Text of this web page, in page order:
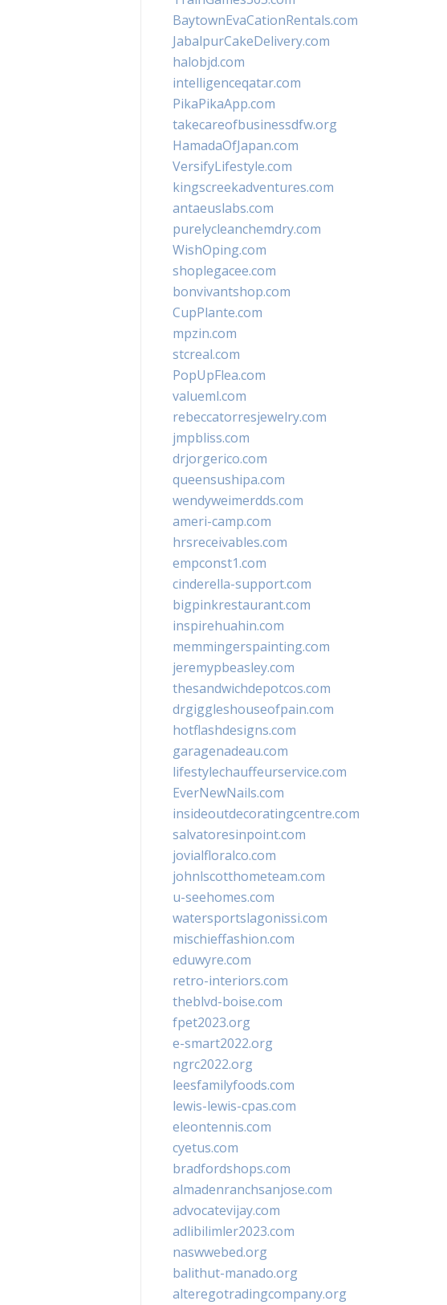
BaytownEvaCationRentals.com
JabalpurCakeDelivery.com
halobjd.com
intelligenceqatar.com
PikaPikaApp.com
takecareofbusinessdfw.org
HamadaOfJapan.com
VersifyLifestyle.com
kingscreekadventures.com
antaeuslabs.com
purelycleanchemdry.com
WishOping.com
shoplegacee.com
bonvivantshop.com
CupPlante.com
mpzin.com
stcreal.com
PopUpFlea.com
valueml.com
rebeccatorresjewelry.com
jmpbliss.com
drjorgerico.com
queensushipa.com
wendyweimerdds.com
ameri-camp.com
hrsreceivables.com
empconst1.com
cinderella-support.com
bigpinkrestaurant.com
inspirehuahin.com
memmingerspainting.com
jeremypbeasley.com
thesandwichdepotcos.com
drgiggleshouseofpain.com
hotflashdesigns.com
garagenadeau.com
lifestylechauffeurservice.com
EverNewNails.com
insideoutdecoratingcentre.com
salvatoresinpoint.com
jovialfloralco.com
johnlscotthometeam.com
u-seehomes.com
watersportslagonissi.com
mischieffashion.com
eduwyre.com
retro-interiors.com
theblvd-boise.com
fpet2023.org
e-smart2022.org
ngrc2022.org
leesfamilyfoods.com
lewis-lewis-cpas.com
eleontennis.com
cyetus.com
bradfordshops.com
almadenranchsanjose.com
advocatevijay.com
adlibilimler2023.com
naswwebed.org
balithut-manado.org
alteregotradingcompany.org